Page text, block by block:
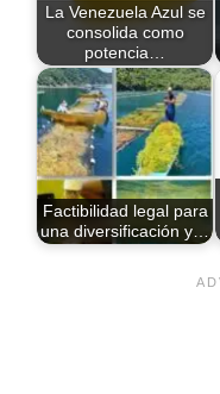
La Venezuela Azul se
consolida como
potencia…
Factibilidad legal para
una diversificación y…